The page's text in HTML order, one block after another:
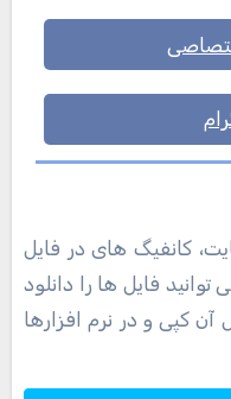
فایل ها را دانلود
آن کپی و در نرم افزارها